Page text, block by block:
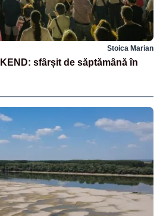
Stoica Marian
sfârșit de săptămână în